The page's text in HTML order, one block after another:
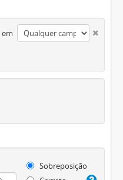
em
Sobreposição